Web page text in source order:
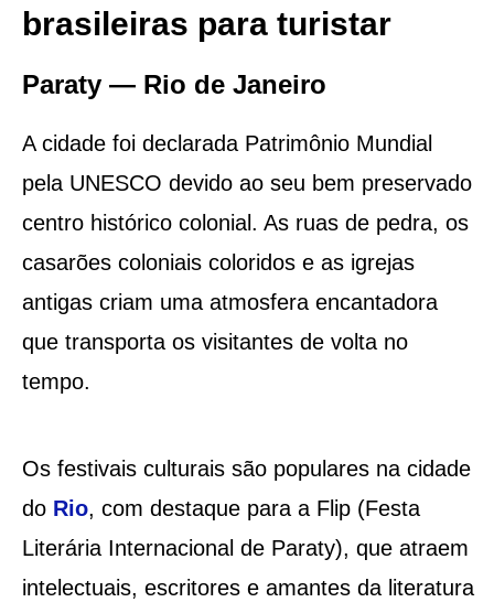
brasileiras para turistar
Paraty — Rio de Janeiro
A cidade foi declarada Patrimônio Mundial
pela UNESCO devido ao seu bem preservado
centro histórico colonial. As ruas de pedra, os
casarões coloniais coloridos e as igrejas
antigas criam uma atmosfera encantadora
que transporta os visitantes de volta no
tempo.
Os festivais culturais são populares na cidade
do Rio, com destaque para a Flip (Festa
Literária Internacional de Paraty), que atraem
intelectuais, escritores e amantes da literatura